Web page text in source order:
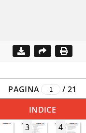
PAGINA / 21
INDICE
3 4